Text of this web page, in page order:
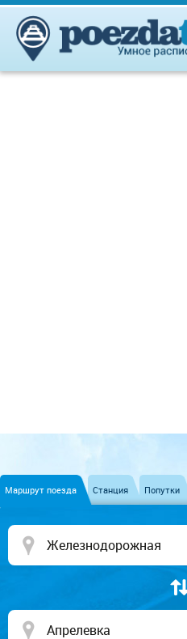
Маршрут поезда Станция Попутки